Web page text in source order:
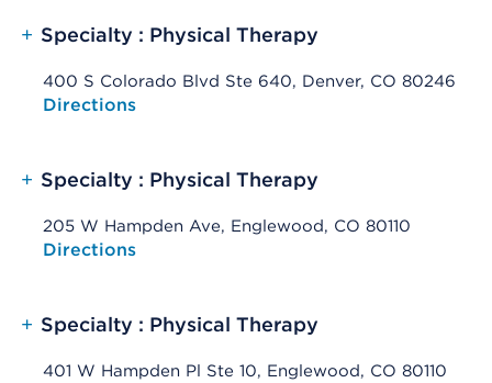
+ Specialty : Physical Therapy
400 S Colorado Blvd Ste 640, Denver, CO 80246
Opens native map application on mobile devices
Directions
+ Specialty : Physical Therapy
205 W Hampden Ave, Englewood, CO 80110
Opens native map application on mobile devices
Directions
+ Specialty : Physical Therapy
401 W Hampden Pl Ste 10, Englewood, CO 80110